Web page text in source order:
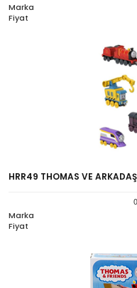
Marka
Fiyat
HRR49 THOMAS VE
Marka
Fiyat